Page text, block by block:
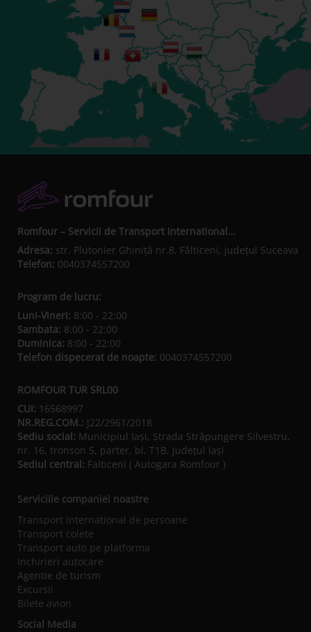
Romfour – Servicii de Transport International...
Adresa: str. Plutonier Ghiniţă nr.8, Fălticeni, judeţul Suceava
Telefon: 0040374557200
Program de lucru:
Luni-Vineri: 8:00 - 22:00
Sambata: 8:00 - 22:00
Duminica: 8:00 - 22:00
Telefon dispecerat de noapte: 0040374557200
ROMFOUR TUR SRL00
CUI: 16568997
NR.REG.COM.: J22/2961/2018
Sediu social: Municipiul Iaşi, Strada Străpungere Silvestru,
nr. 16, tronson 5, parter, bl. T1B, Județul Iaşi
Sediul central: Falticeni ( Autogara Romfour )
Serviciile companiei noastre
Transport international de persoane
Transport colete
Transport auto pe platforma
Inchirieri autocare
Agentie de turism
Excursii
Bilete avion
Social Media